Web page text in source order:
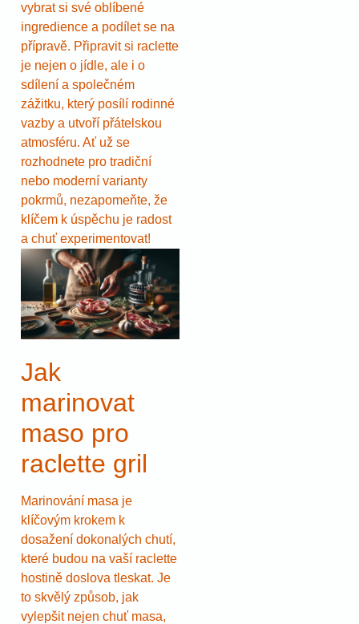
vybrat si své oblíbené
ingredience a podílet se na
přípravě. Připravit si raclette
je nejen o jídle, ale i o
sdílení a společném
zážitku, který posílí rodinné
vazby a utvoří přátelskou
atmosféru. Ať už se
rozhodnete pro tradiční
nebo moderní varianty
pokrmů, nezapomeňte, že
klíčem k úspěchu je radost
a chuť experimentovat!
Jak
marinovat
maso pro
raclette gril
Marinování masa je
klíčovým krokem k
dosažení dokonalých chutí,
které budou na vaší raclette
hostině doslova tleskat. Je
to skvělý způsob, jak
vylepšit nejen chuť masa,